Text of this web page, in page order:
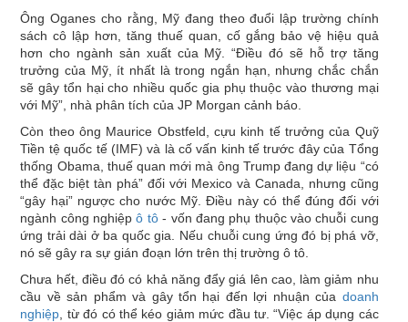
Ông Oganes cho rằng, Mỹ đang theo đuổi lập trường chính
sách cô lập hơn, tăng thuế quan, cố gắng bảo vệ hiệu quả
hơn cho ngành sản xuất của Mỹ. “Điều đó sẽ hỗ trợ tăng
trưởng của Mỹ, ít nhất là trong ngắn hạn, nhưng chắc chắn
sẽ gây tổn hại cho nhiều quốc gia phụ thuộc vào thương mại
với Mỹ”, nhà phân tích của JP Morgan cảnh báo.
Còn theo ông Maurice Obstfeld, cựu kinh tế trưởng của Quỹ
Tiền tệ quốc tế (IMF) và là cố vấn kinh tế trước đây của Tổng
thống Obama, thuế quan mới mà ông Trump đang dự liệu “có
thể đặc biệt tàn phá” đối với Mexico và Canada, nhưng cũng
“gây hại” ngược cho nước Mỹ. Điều này có thể đúng đối với
ngành công nghiệpô tô- vốn đang phụ thuộc vào chuỗi cung
ứng trải dài ở ba quốc gia. Nếu chuỗi cung ứng đó bị phá vỡ,
nó sẽ gây ra sự gián đoạn lớn trên thị trường ô tô.
Chưa hết, điều đó có khả năng đẩy giá lên cao, làm giảm nhu
cầu về sản phẩm và gây tổn hại đến lợi nhuận của doanh
nghiệp , từ đó có thể kéo giảm mức đầu tư. “Việc áp dụng các